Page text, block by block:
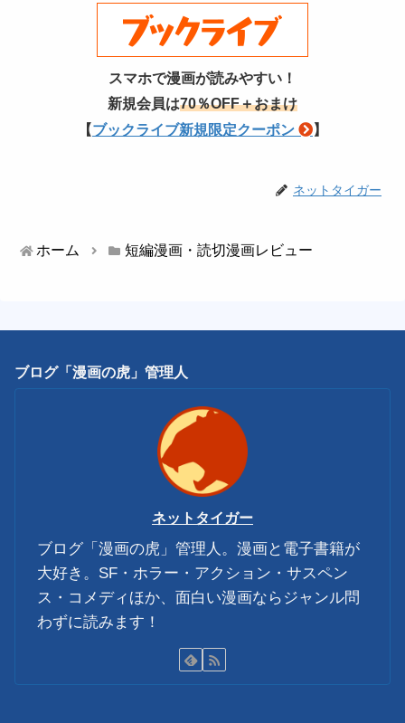
スマホで漫画が読みやすい！
新規会員は70％OFF＋おまけ
【ブックライブ新規限定クーポン 】
ネットタイガー
ホーム 短編漫画・読切漫画レビュー
ブログ「漫画の虎」管理人
ネットタイガー
ブログ「漫画の虎」管理人。漫画と電子書籍が
大好き。SF・ホラー・アクション・サスペン
ス・コメディほか、面白い漫画ならジャンル問
わずに読みます！